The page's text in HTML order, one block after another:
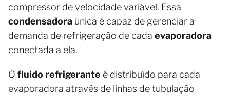
compressor de velocidade variável. Essa
condensadora única é capaz de gerenciar a
demanda de refrigeração de cada evaporadora
conectada a ela.
O fluido refrigerante é distribuído para cada
evaporadora através de linhas de tubulação